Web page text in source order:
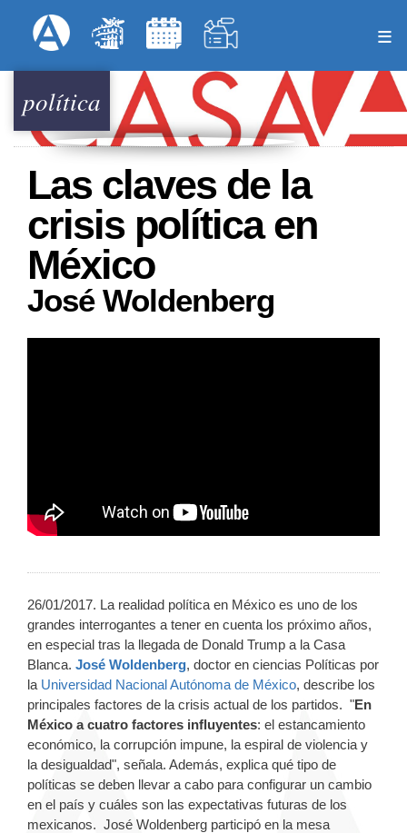
al
principal
Menú Superior
política
Las claves de la
crisis política en
México
José Woldenberg
26/01/2017. La realidad política en México es uno de los
grandes interrogantes a tener en cuenta los próximo años,
en especial tras la llegada de Donald Trump a la Casa
Blanca. José Woldenberg, doctor en ciencias Políticas por
la Universidad Nacional Autónoma de México, describe los
principales factores de la crisis actual de los partidos. "En
México a cuatro factores influyentes: el estancamiento
económico, la corrupción impune, la espiral de violencia y
la desigualdad", señala. Además, explica qué tipo de
políticas se deben llevar a cabo para configurar un cambio
en el país y cuáles son las expectativas futuras de los
mexicanos. José Woldenberg participó en la mesa